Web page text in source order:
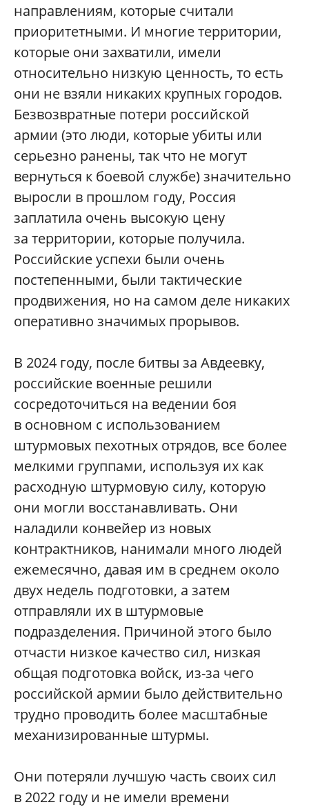
направлениям, которые считали
приоритетными. И многие территории,
которые они захватили, имели
относительно низкую ценность, то есть
они не взяли никаких крупных городов.
Безвозвратные потери российской
армии (это люди, которые убиты или
серьезно ранены, так что не могут
вернуться к боевой службе) значительно
выросли в прошлом году, Россия
заплатила очень высокую цену
за территории, которые получила.
Российские успехи были очень
постепенными, были тактические
продвижения, но на самом деле никаких
оперативно значимых прорывов.
В 2024 году, после битвы за Авдеевку,
российские военные решили
сосредоточиться на ведении боя
в основном с использованием
штурмовых пехотных отрядов, все более
мелкими группами, используя их как
расходную штурмовую силу, которую
они могли восстанавливать. Они
наладили конвейер из новых
контрактников, нанимали много людей
ежемесячно, давая им в среднем около
двух недель подготовки, а затем
отправляли их в штурмовые
подразделения. Причиной этого было
отчасти низкое качество сил, низкая
общая подготовка войск, из-за чего
российской армии было действительно
трудно проводить более масштабные
механизированные штурмы.
Они потеряли лучшую часть своих сил
в 2022 году и не имели времени